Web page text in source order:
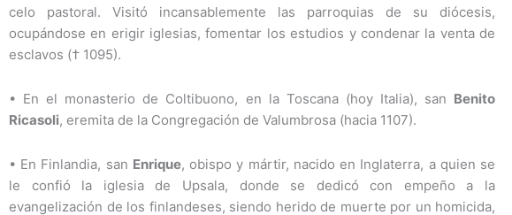
celo pastoral. Visitó incansablemente las parroquias de su diócesis,
ocupándose en erigir iglesias, fomentar los estudios y condenar la venta de
esclavos († 1095).
• En el monasterio de Coltibuono, en la Toscana (hoy Italia), san Benito
Ricasoli, eremita de la Congregación de Valumbrosa (hacia 1107).
• En Finlandia, san Enrique, obispo y mártir, nacido en Inglaterra, a quien se
le confió la iglesia de Upsala, donde se dedicó con empeño a la
evangelización de los finlandeses, siendo herido de muerte por un homicida,